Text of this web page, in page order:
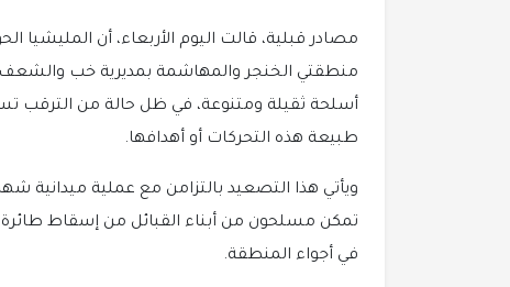
مصادر قبلية، قالت اليوم الأربعاء، أن
منطقتي الخنجر والمهاشمة بمديرية خب
أسلحة ثقيلة ومتنوعة، في ظل حالة من الترقب
طبيعة هذه التحركات أو أهدافها.
ويأتي هذا التصعيد بالتزامن مع عملية ميدانية
تمكن مسلحون من أبناء القبائل من إسقاط طائرة
في أجواء المنطقة.